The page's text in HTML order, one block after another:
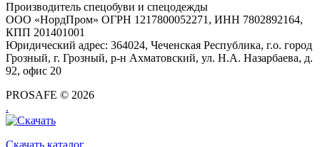
Производитель спецобуви и спецодежды
ООО «НордПром» ОГРН 1217800052271, ИНН 7802892164,
КПП 201401001
Юридический адрес: 364024, Чеченская Республика, г.о. город
Грозный, г. Грозный, р-н Ахматовский, ул. Н.А. Назарбаева, д.
92, офис 20
PROSAFE © 2026
.